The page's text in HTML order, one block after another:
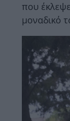
που
μοναδικό